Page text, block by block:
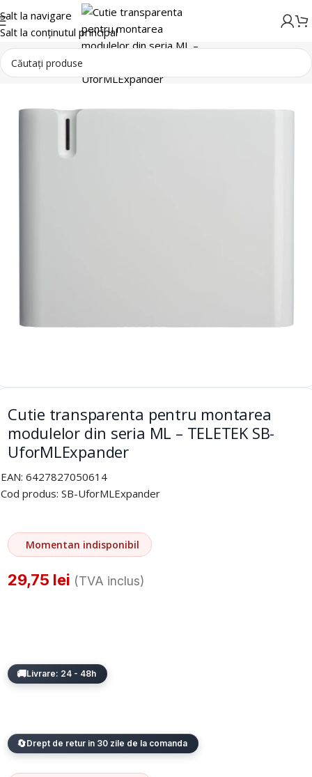
Salt la navigare
Salt la conținutul principal
Detectie incendiu
Cutie transparenta pentru montarea
modulelor din seria ML – TELETEK SB-
UforMLExpander
EAN: 6427827050614
Cod produs: SB-UforMLExpander
Momentan indisponibil
29,75 lei (TVA inclus)
Livrare: 24 - 48h
Drept de retur in 30 zile de la comanda